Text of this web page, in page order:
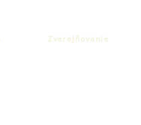
Zverejňovanie